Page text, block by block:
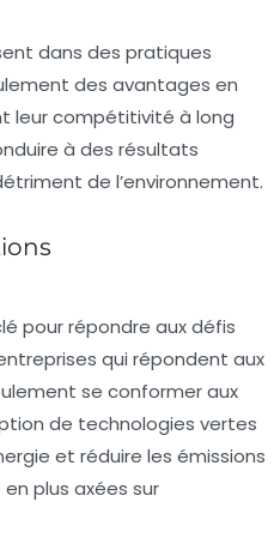
dans des pratiques
des avantages en
leur compétitivité à long
à des résultats
de l’environnement.
pour répondre aux défis
qui répondent aux
se conformer aux
de technologies vertes
et réduire les émissions
plus axées sur